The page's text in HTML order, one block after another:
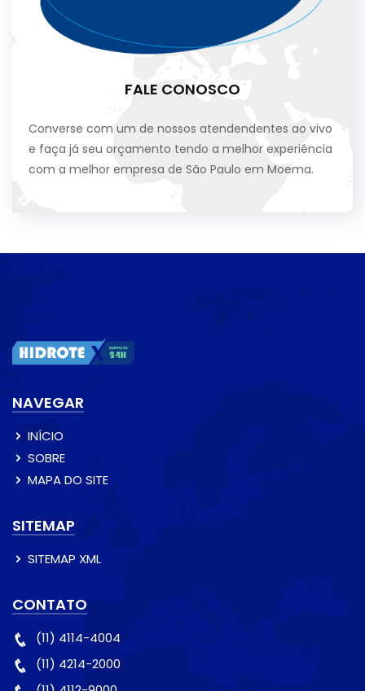
FALE CONOSCO
Converse com um de nossos atendendentes ao vivo
e faça já seu orçamento tendo a melhor experiência
com a melhor empresa de São Paulo em Moema.
NAVEGAR
INÍCIO
SOBRE
MAPA DO SITE
SITEMAP
SITEMAP XML
CONTATO
(11) 4114-4004
(11) 4214-2000